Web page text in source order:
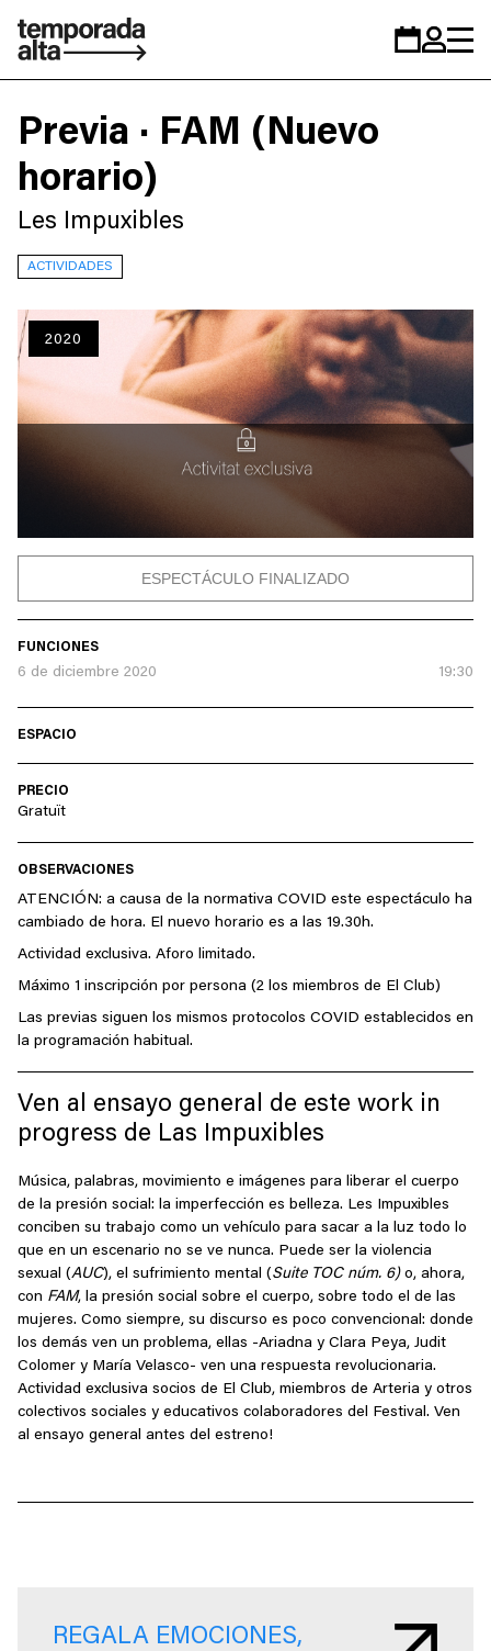
Temporada
personal
Previa · FAM (Nuevo
horario)
Les Impuxibles
ACTIVIDADES
2020
ESPECTÁCULO FINALIZADO
FUNCIONES
6 de diciembre 2020 19:30
ESPACIO
PRECIO
Gratuït
OBSERVACIONES
ATENCIÓN: a causa de la normativa COVID este espectáculo ha
cambiado de hora. El nuevo horario es a las 19.30h.
Actividad exclusiva. Aforo limitado.
Máximo 1 inscripción por persona (2 los miembros de El Club)
Las previas siguen los mismos protocolos COVID establecidos en
la programación habitual.
Ven al ensayo general de este work in
progress de Las Impuxibles
Música, palabras, movimiento e imágenes para liberar el cuerpo
de la presión social: la imperfección es belleza. Les Impuxibles
conciben su trabajo como un vehículo para sacar a la luz todo lo
que en un escenario no se ve nunca. Puede ser la violencia
sexual (AUC), el sufrimiento mental (Suite TOC núm. 6)o, ahora,
con FAM, la presión social sobre el cuerpo, sobre todo el de las
mujeres. Como siempre, su discurso es poco convencional: donde
los demás ven un problema, ellas -Ariadna y Clara Peya, Judit
Colomer y María Velasco- ven una respuesta revolucionaria.
Actividad exclusiva socios de El Club, miembros de Arteria y otros
colectivos sociales y educativos colaboradores del Festival. Ven
al ensayo general antes del estreno!
REGALA EMOCIONES,